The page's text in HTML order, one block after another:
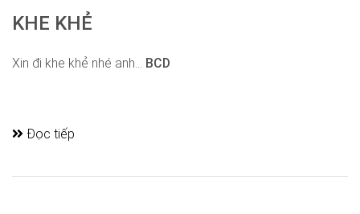
KHE KHẺ
Xin đi khe khẻ nhé anh... BCD
Đọc tiếp